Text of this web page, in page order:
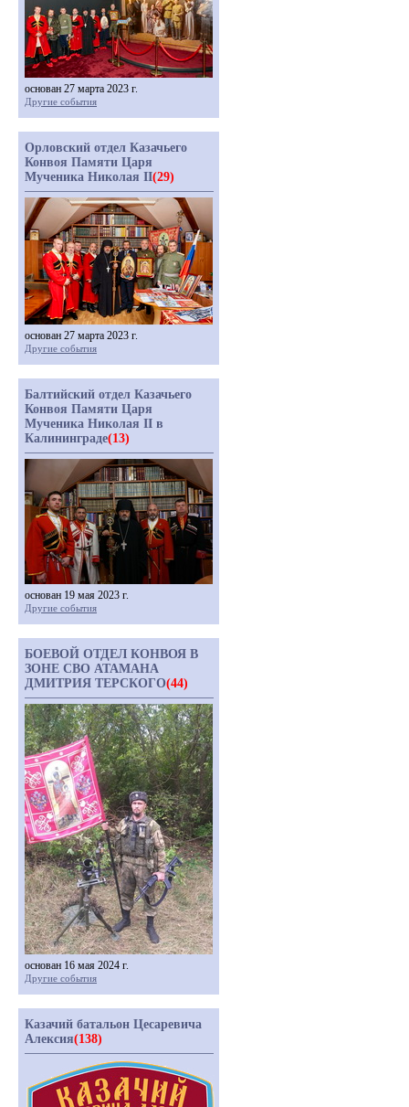
основан 27 марта 2023 г.
Другие события
Орловский отдел Казачьего
Конвоя Памяти Царя
Мученика Николая II(29)
основан 27 марта 2023 г.
Другие события
Балтийский отдел Казачьего
Конвоя Памяти Царя
Мученика Николая II в
Калининграде(13)
основан 19 мая 2023 г.
Другие события
БОЕВОЙ ОТДЕЛ КОНВОЯ В
ЗОНЕ СВО АТАМАНА
ДМИТРИЯ ТЕРСКОГО(44)
основан 16 мая 2024 г.
Другие события
Казачий батальон Цесаревича
Алексия(138)